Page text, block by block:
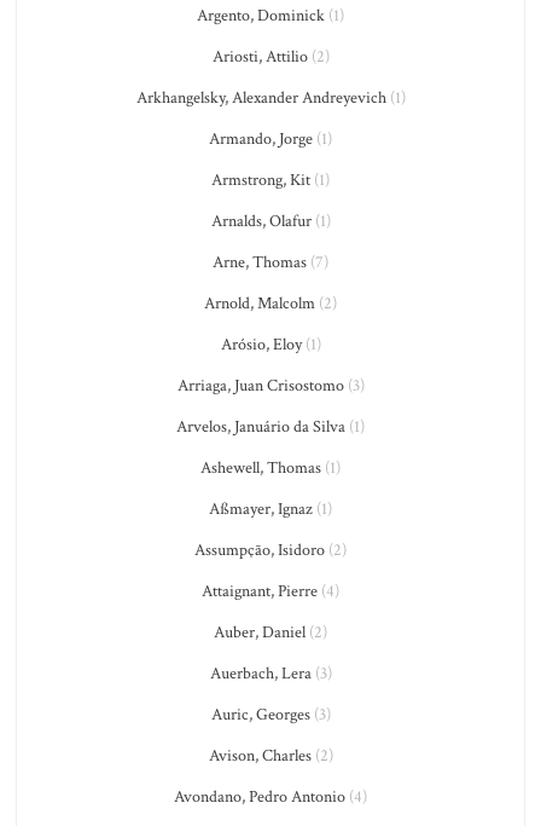
Argento, Dominick (1)
Ariosti, Attilio(2)
Arkhangelsky, Alexander Andreyevich(1)
Armando, Jorge (1)
Armstrong, Kit (1)
Arnalds, Olafur(1)
Arne, Thomas (7)
Arnold, Malcolm (2)
Arósio, Eloy(1)
Arriaga, Juan Crisostomo(3)
Arvelos, Januário da Silva (1)
Ashewell, Thomas (1)
Aßmayer, Ignaz (1)
Assumpção, Isidoro (2)
Attaignant, Pierre (4)
Auber, Daniel (2)
Auerbach, Lera(3)
Auric, Georges(3)
Avison, Charles(2)
Avondano, Pedro Antonio (4)